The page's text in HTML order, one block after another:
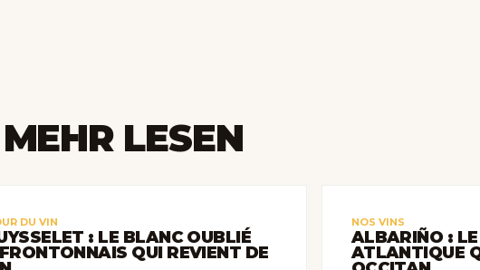
MEHR LESEN
DU VIN
: LE BLANC OUBLIÉ
QUI REVIENT DE
NOS VINS
ALBARIÑO :
ATLANTIQUE